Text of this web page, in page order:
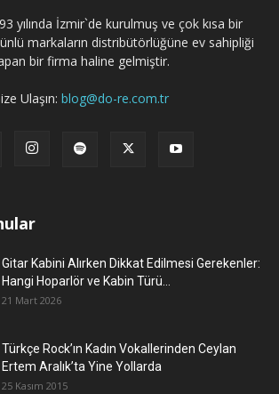
yılında İzmir`de kurulmuş ve çok kısa bir
markaların distribütörlüğüne ev sahipliği
bir firma haline gelmiştir.
Ulaşın: blog@do-re.com.tr
Gitar Kabini Alırken Dikkat Edilmesi Gerekenler:
Hangi Hoparlör ve Kabin Türü...
21 Mart 2026
Türkçe Rock’ın Kadın Vokallerinden Ceylan
Ertem Aralık’ta Yine Yollarda
25 Kasım 2015